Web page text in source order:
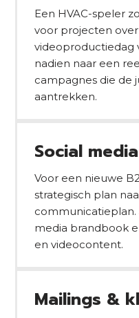
Een HVAC-speler
voor projecten
videoproductiedag
nadien naar een
campagnes die de
aantrekken.
Social
Voor een nieuwe
strategisch plan
communicatieplan.
media brandbook
en videocontent.
Mailings &